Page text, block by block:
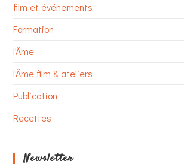
film et événements
Formation
l'Âme
l'Âme film & ateliers
Publication
Recettes
Newsletter